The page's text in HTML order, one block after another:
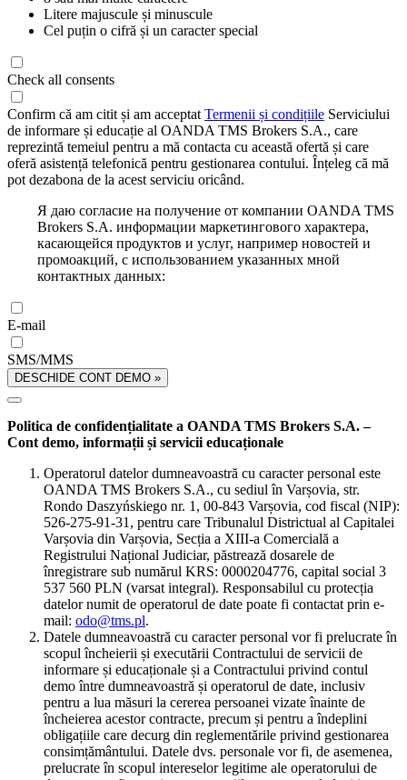
Litere majuscule și minuscule
Cel puțin o cifră și un caracter special
Check all consents
Confirm că am citit și am acceptat Termenii și condițiile Serviciului
de informare și educație al OANDA TMS Brokers S.A., care
reprezintă temeiul pentru a mă contacta cu această ofertă și care
oferă asistență telefonică pentru gestionarea contului. Înțeleg că mă
pot dezabona de la acest serviciu oricând.
Я даю согласие на получение от компании OANDA TMS
Brokers S.A. информации маркетингового характера,
касающейся продуктов и услуг, например новостей и
промоакций, с использованием указанных мной
контактных данных:
E-mail
SMS/MMS
DESCHIDE CONT DEMO »
Politica de confidențialitate a OANDA TMS Brokers S.A. –
Cont demo, informații și servicii educaționale
Operatorul datelor dumneavoastră cu caracter personal este
OANDA TMS Brokers S.A., cu sediul în Varșovia, str.
Rondo Daszyńskiego nr. 1, 00-843 Varșovia, cod fiscal (NIP):
526-275-91-31, pentru care Tribunalul Districtual al Capitalei
Varșovia din Varșovia, Secția a XIII-a Comercială a
Registrului Național Judiciar, păstrează dosarele de
înregistrare sub numărul KRS: 0000204776, capital social 3
537 560 PLN (varsat integral). Responsabilul cu protecția
datelor numit de operatorul de date poate fi contactat prin e-
mail: odo@tms.pl.
Datele dumneavoastră cu caracter personal vor fi prelucrate în
scopul încheierii și executării Contractului de servicii de
informare și educaționale și a Contractului privind contul
demo între dumneavoastră și operatorul de date, inclusiv
pentru a lua măsuri la cererea persoanei vizate înainte de
încheierea acestor contracte, precum și pentru a îndeplini
obligațiile care decurg din reglementările privind gestionarea
consimțământului. Datele dvs. personale vor fi, de asemenea,
prelucrate în scopul intereselor legitime ale operatorului de